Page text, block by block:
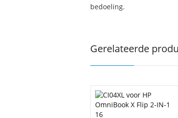
bedoeling.
Gerelateerde